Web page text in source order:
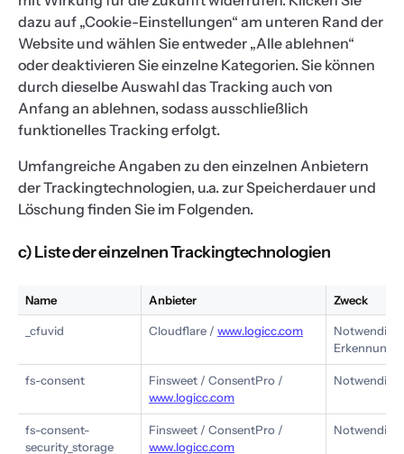
dazu auf „Cookie-Einstellungen“ am unteren Rand der
Website und wählen Sie entweder „Alle ablehnen“
oder deaktivieren Sie einzelne Kategorien. Sie können
durch dieselbe Auswahl das Tracking auch von
Anfang an ablehnen, sodass ausschließlich
funktionelles Tracking erfolgt.
Umfangreiche Angaben zu den einzelnen Anbietern
der Trackingtechnologien, u.a. zur Speicherdauer und
Löschung finden Sie im Folgenden.
c) Liste der einzelnen Trackingtechnologien
Name Anbieter Zweck
_cfuvid Cloudflare / www.logicc.com
Notwendig:
Erkennung
fs-consent
Finsweet / ConsentPro /
www.logicc.com
Notwendig:
fs-consent-
security_storage
Finsweet / ConsentPro /
www.logicc.com
Notwendig: